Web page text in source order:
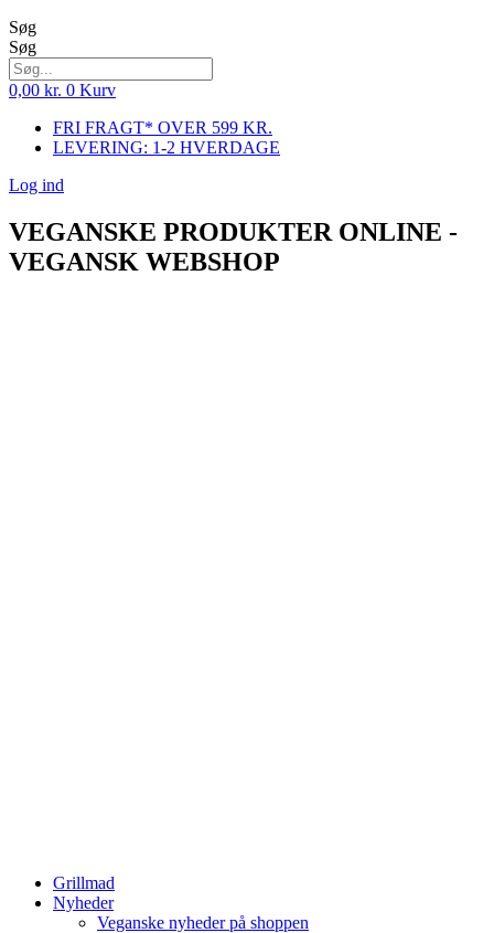
Søg
Søg
0,00 kr. 0 Kurv
FRI FRAGT* OVER 599 KR.
LEVERING: 1-2 HVERDAGE
Log ind
VEGANSKE PRODUKTER ONLINE -
VEGANSK WEBSHOP
Grillmad
Nyheder
Veganske nyheder på shoppen